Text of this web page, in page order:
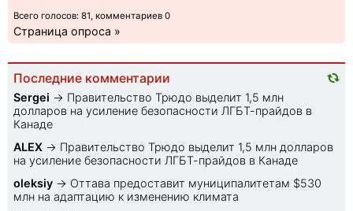
Всего голосов: 81, комментариев 0
Страница опроса »
Последние комментарии
Sеrgei → Правительство Трюдо выделит 1,5 млн
долларов на усиление безопасности ЛГБТ-прайдов в
Канаде
ALEX → Правительство Трюдо выделит 1,5 млн долларов
на усиление безопасности ЛГБТ-прайдов в Канаде
oleksiy → Оттава предоставит муниципалитетам $530
млн на адаптацию к изменению климата